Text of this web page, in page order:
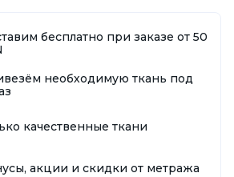
бесплатно при заказе от 50
необходимую ткань под
качественные ткани
акции и скидки от метража